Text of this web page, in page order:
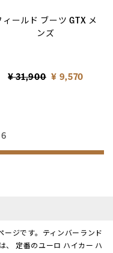
ィールド ブーツ GTX メ
ンズ
Price reduced from
¥ 31,900to¥ 9,570
ージです。ティンバーランド
、 定番のユーロ ハイカー ハ